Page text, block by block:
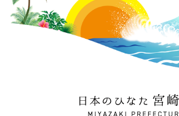
日本のひなた 宮崎県